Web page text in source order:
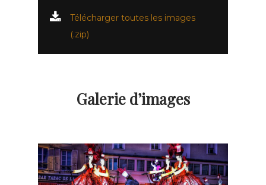
Télécharger toutes les images
(.zip)
Galerie d’images